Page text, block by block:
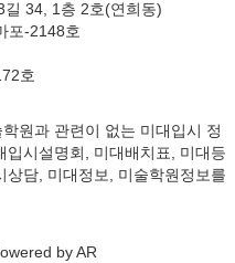
34, 1층 2호(연희동)
포-2148호
호
원과 관련이 없는 미대입시 정
시설명회, 미대배치표, 미대등
담, 미대정보, 미술학원정보를
by AR